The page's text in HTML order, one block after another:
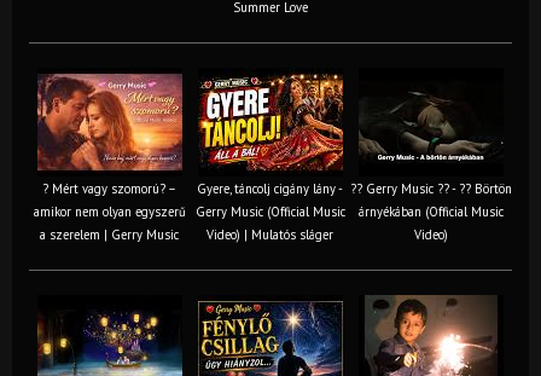
Summer Love
? Mért vagy szomorú? –
amikor nem olyan egyszerű
a szerelem | Gerry Music
Gyere, táncolj cigány lány -
Gerry Music (Official Music
Video) | Mulatós sláger
?? Gerry Music ?? - ?? Börtön
árnyékában (Official Music
Video)